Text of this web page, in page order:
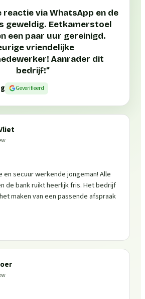
reactie via WhatsApp en de
geweldig. Eetkamerstoel
een paar uur gereinigd.
vriendelijke
Aanrader dit
bedrijf!”
Geverifieerd
en secuur werkende jongeman! Alle
de bank ruikt heerlijk fris. Het bedrijf
maken van een passende afspraak